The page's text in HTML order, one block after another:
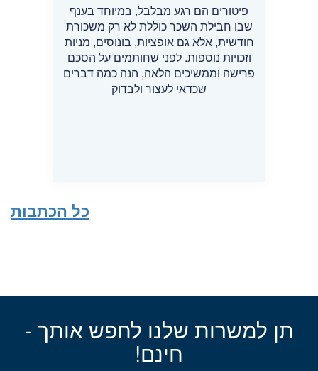
פיטורים הם רגע מבלבל, במיוחד בענף
שבו חבילת השכר כוללת לא רק משכורת
חודשית, אלא גם אופציות, בונוסים, מניות
וזכויות נוספות. לפני שחותמים על הסכם
פרישה וממשיכים הלאה, הנה כמה דברים
שכדאי לעצור ולבדוק
כל הכתבות
תן למשרות שלנו לחפש אותך -
חינם!